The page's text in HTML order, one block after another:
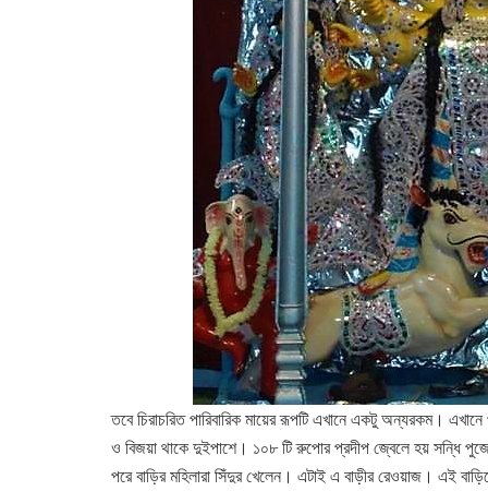
তবে চিরাচরিত পারিবারিক মায়ের রূপটি এখানে একটু অন্যরকম।
ও বিজয়া থাকে দুইপাশে। ১০৮ টি রুপোর প্রদীপ জ্বেলে হয় সন্ধি
পরে বাড়ির মহিলারা সিঁদুর খেলেন। এটাই এ বাড়ীর রেওয়াজ।